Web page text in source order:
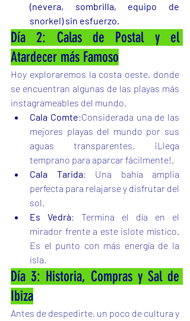
(nevera, sombrilla, equipo de
snorkel) sin esfuerzo.
Día 2: Calas de Postal y el
Atardecer más Famoso
Hoy exploraremos la costa oeste, donde
se encuentran algunas de las playas más
instagrameables del mundo.
Cala Comte:Considerada una de las
mejores playas del mundo por sus
aguas transparentes. ¡Llega
temprano para aparcar fácilmente!.
Cala Tarida: Una bahía amplia
perfecta para relajarse y disfrutar del
sol.
Es Vedrà: Termina el día en el
mirador frente a este islote místico.
Es el punto con más energía de la
isla.
Día 3: Historia, Compras y Sal de
Ibiza
Antes de despedirte, un poco de cultura y